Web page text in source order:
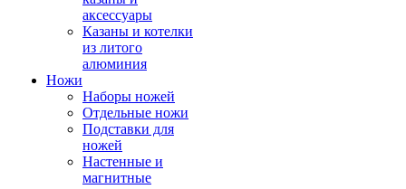
аксессуары
Казаны и котелки
из литого
алюминия
Ножи
Наборы ножей
Отдельные ножи
Подставки для
ножей
Настенные и
магнитные